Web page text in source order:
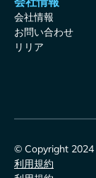
会社情報
お問い合わせ
リリア
© Copyright
利用規約